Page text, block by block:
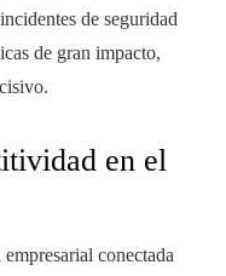
de seguridad
de gran impacto,
en el
conectada